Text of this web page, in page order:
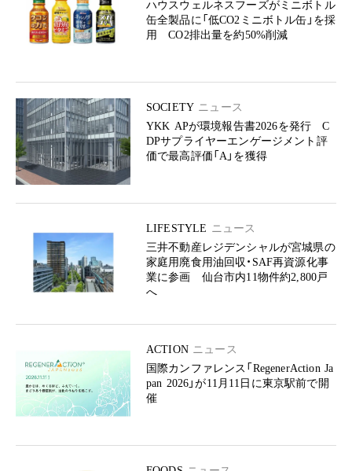
ハウスウェルネスフーズがミニボトル
缶全製品に「低CO2ミニボトル缶」を採
用 CO2排出量を約50%削減
SOCIETY ニュース
YKK APが環境報告書2026を発行 C
DPサプライヤーエンゲージメント評
価で最高評価「A」を獲得
LIFESTYLE ニュース
三井不動産レジデンシャルが宮城県の
家庭用廃食用油回収・SAF再資源化事
業に参画 仙台市内11物件約2,800戸
へ
ACTION ニュース
国際カンファレンス「RegenerAction Ja
pan 2026」が11月11日に東京駅前で開
催